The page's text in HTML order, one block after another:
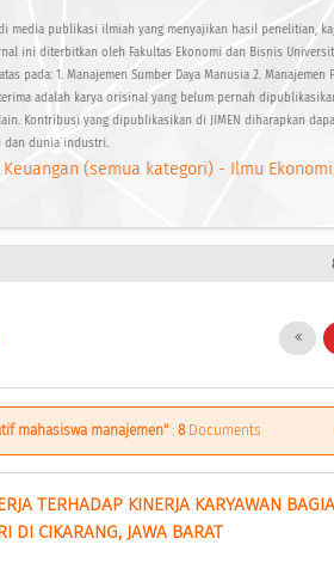
media publikasi ilmiah yang menyajikan hasil penelitian,
ini diterbitkan oleh Fakultas Ekonomi dan Bisnis
pada: 1. Manajemen Sumber Daya Manusia 2. Manajemen
adalah karya orisinal yang belum pernah
Kontribusi yang dipublikasikan di JIMEN diharapkan
dan dunia industri.
(semua kategori) - Ilmu
mahasiswa manajemen": 8Documents
TERHADAP KINERJA KARYAWAN
DI CIKARANG, JAWA BARAT